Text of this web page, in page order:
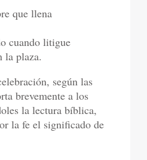
que llena
cuando litigue
la plaza.
según las
brevemente a los
la lectura bíblica,
la fe el significado de